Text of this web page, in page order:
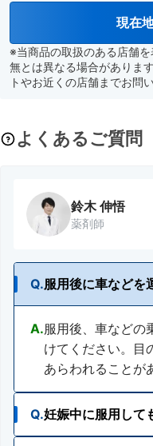
現在
※当商品の取扱のある店舗
無とは異なる場合がありま
トやお近くの店舗までお問
よくあるご質問
鈴木 伸悟
薬剤師
Q.服用後に車などを
A.服用後、車などの
けてください。目
あらわれることが
Q.妊娠中に服用して